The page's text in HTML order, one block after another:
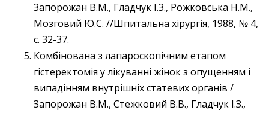
Запорожан В.М., Гладчук І.З., Рожковська Н.М.,
Мозговий Ю.С. //Шпитальна хірургія, 1988, № 4,
с. 32-37.
Комбінована з лапароскопічним етапом
гістеректомія у лікуванні жінок з опущенням і
випадінням внутрішніх статевих органів /
Запорожан В.М., Стежковий В.В., Гладчук І.З.,